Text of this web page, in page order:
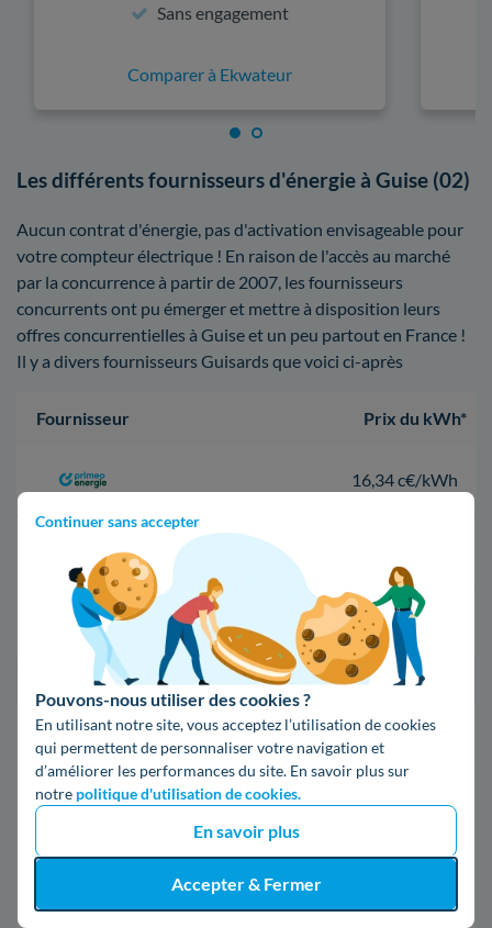
Continuer sans accepter
Pouvons-nous utiliser des cookies ?
En utilisant notre site, vous acceptez l’utilisation de cookies
qui permettent de personnaliser votre navigation et
d’améliorer les performances du site. En savoir plus sur
notre politique d'utilisation de cookies.
En savoir plus
Accepter & Fermer
Sans engagement
Comparer à Ekwateur
Les différents fournisseurs d'énergie à Guise (02)
Aucun contrat d'énergie, pas d'activation envisageable pour
votre compteur électrique ! En raison de l'accès au marché
par la concurrence à partir de 2007, les fournisseurs
concurrents ont pu émerger et mettre à disposition leurs
offres concurrentielles à Guise et un peu partout en France !
Il y a divers fournisseurs Guisards que voici ci-après
Fournisseur Prix du kWh*
16,34 c€/kWh
16,400000000000002 c€/kWh
17,83 c€/kWh
*Prix TTC pour un forfait base d’une puissance de 6 kVA
Infos / souscriptions
(appel non surtaxé)
Comparer les offres